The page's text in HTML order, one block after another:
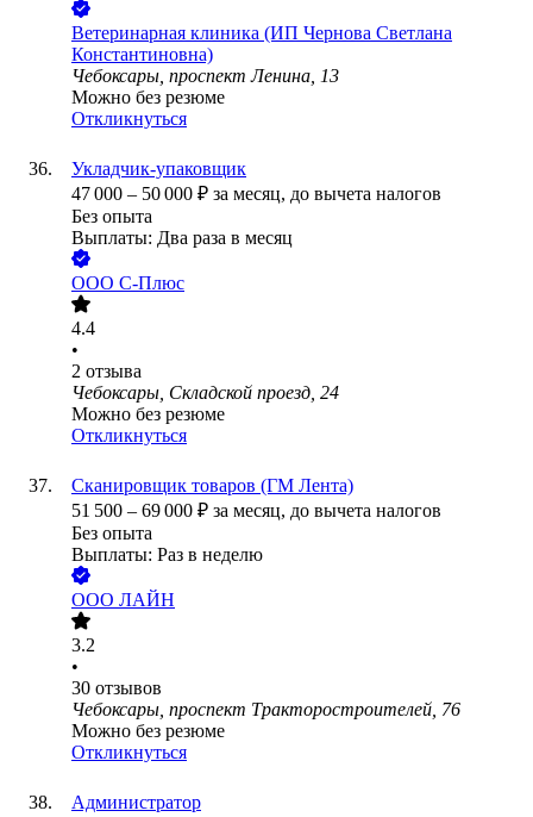
Ветеринарная клиника (ИП Чернова Светлана
Константиновна)
Чебоксары, проспект Ленина, 13
Можно без резюме
Откликнуться
Укладчик-упаковщик
47 000 – 50 000 ₽ за месяц, до вычета налогов
Без опыта
Выплаты: Два раза в месяц
ООО С-Плюс
4.4
•
2 отзыва
Чебоксары, Складской проезд, 24
Можно без резюме
Откликнуться
Сканировщик товаров (ГМ Лента)
51 500 – 69 000 ₽ за месяц, до вычета налогов
Без опыта
Выплаты: Раз в неделю
ООО ЛАЙН
3.2
•
30 отзывов
Чебоксары, проспект Тракторостроителей, 76
Можно без резюме
Откликнуться
Администратор